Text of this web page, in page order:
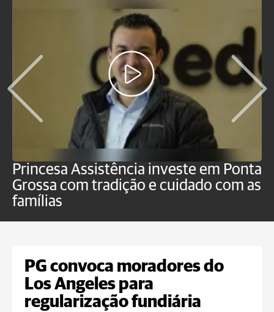
Princesa Assistência investe em Ponta
Grossa com tradição e cuidado com as
famílias
PG convoca moradores do
Los Angeles para
regularização fundiária